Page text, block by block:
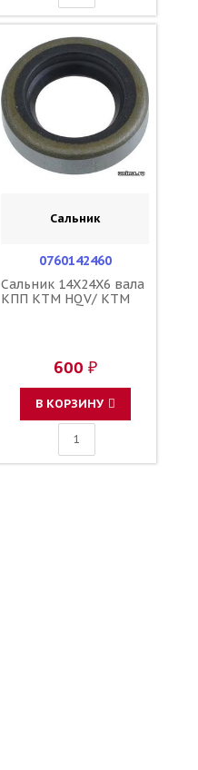
Сальник
0760142460
Сальник 14X24X6 вала
КПП KTM HQV/ KTM
600 ₽
В КОРЗИНУ